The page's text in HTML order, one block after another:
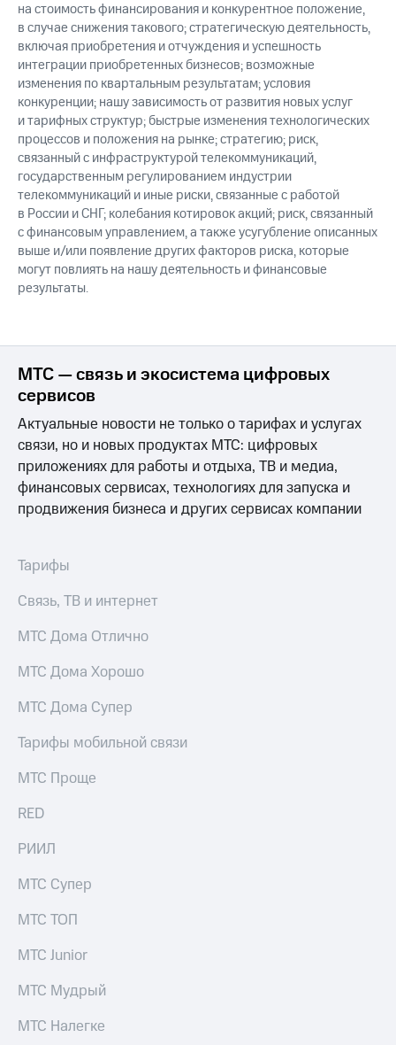
на стоимость финансирования и конкурентное положение,
в случае снижения такового; стратегическую деятельность,
включая приобретения и отчуждения и успешность
интеграции приобретенных бизнесов; возможные
изменения по квартальным результатам; условия
конкуренции; нашу зависимость от развития новых услуг
и тарифных структур; быстрые изменения технологических
процессов и положения на рынке; стратегию; риск,
связанный с инфраструктурой телекоммуникаций,
государственным регулированием индустрии
телекоммуникаций и иные риски, связанные с работой
в России и СНГ; колебания котировок акций; риск, связанный
с финансовым управлением, а также усугубление описанных
выше и/или появление других факторов риска, которые
могут повлиять на нашу деятельность и финансовые
результаты.
МТС — связь и экосистема цифровых
сервисов
Актуальные новости не только о тарифах и услугах
связи, но и новых продуктах МТС: цифровых
приложениях для работы и отдыха, ТВ и медиа,
финансовых сервисах, технологиях для запуска и
продвижения бизнеса и других сервисах компании
Тарифы
Связь, ТВ и интернет
МТС Дома Отлично
МТС Дома Хорошо
МТС Дома Супер
Тарифы мобильной связи
МТС Проще
RED
РИИЛ
МТС Супер
МТС ТОП
МТС Junior
МТС Мудрый
МТС Налегке